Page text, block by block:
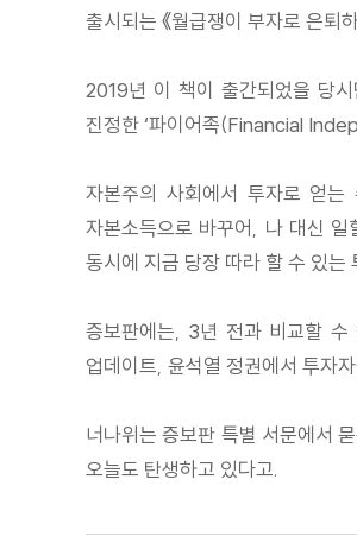
출시되는 《월급쟁이 부자로 은퇴
2019년 이 책이 출간되었을 당
진정한 ‘파이어족(Financial
자본주의 사회에서 투자로 얻
자본소득으로 바꾸어, 나 대신
동시에 지금 당장 따라 할 수 있는
증보판에는, 3년 전과 비교할
업데이트, 윤석열 정권에서 투자
너나위는 증보판 특별 서문에서
오늘도 탄생하고 있다고.